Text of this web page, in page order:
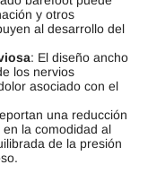
y otros
al desarrollo del
: El diseño ancho
los nervios
asociado con el
una reducción
la comodidad al
de la presión